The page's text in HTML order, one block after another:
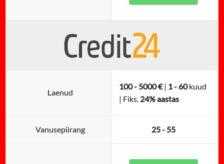
Laenud
100 - 5000 €| 1 - 60kuud
| Fiks. 24% aastas
Vanusepiirang 25 - 55